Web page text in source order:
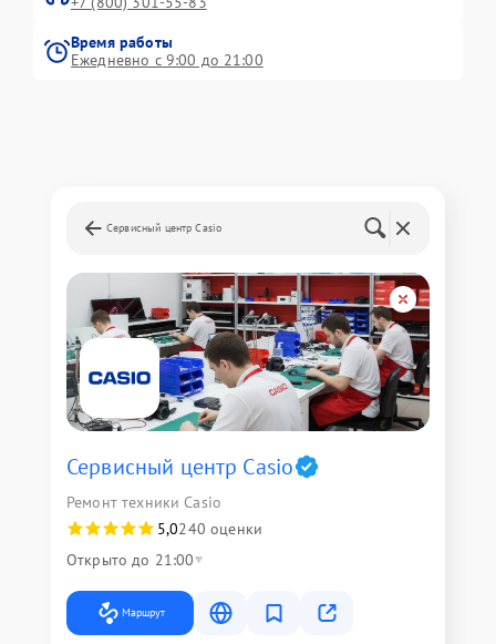
Время работы
Ежедневно с 9:00 до 21:00
Сервисный центр Casio
Сервисный центр Casio
Ремонт техники Casio
5,0240 оценки
Открыто до 21:00
Маршрут